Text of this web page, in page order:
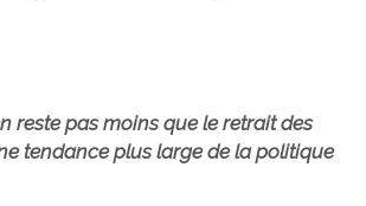
reste pas moins que le retrait des
tendance plus large de la politique